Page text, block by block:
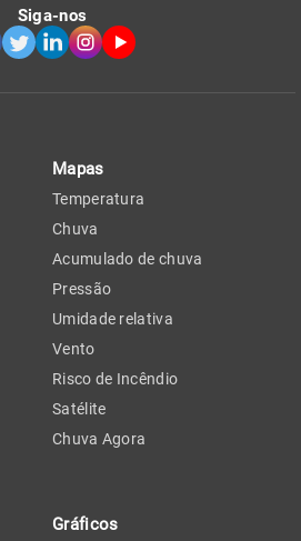
Siga-nos
Mapas
Temperatura
Chuva
Acumulado de chuva
Pressão
Umidade relativa
Vento
Risco de Incêndio
Satélite
Chuva Agora
Gráficos